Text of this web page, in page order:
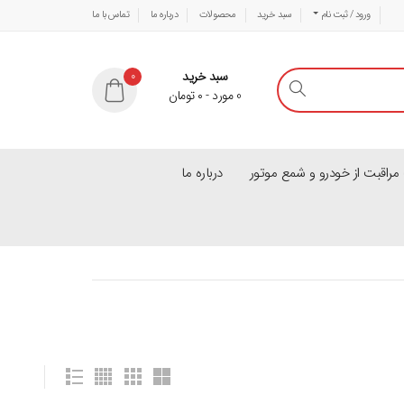
ورود / ثبت نام سبد خرید محصولات درباره ما تماس با ما
0
سبد خرید
0مورد-۰ تومان
از خودرو و شمع موتور درباره ما